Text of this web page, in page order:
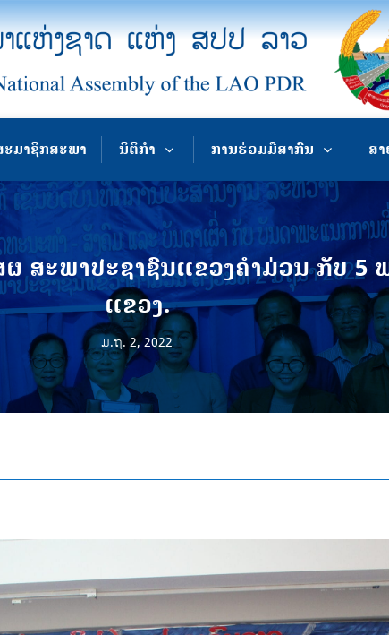
ະມາຊິກສະພາ ນິຕິກຳ ການຮ່ວມມືສາກົນ ສ
ສະພາປະຊາຊົນແຂວງຄໍາມ່ວນ ກັບ 5
ແຂວງ.
ມ.ຖ. 2, 2022